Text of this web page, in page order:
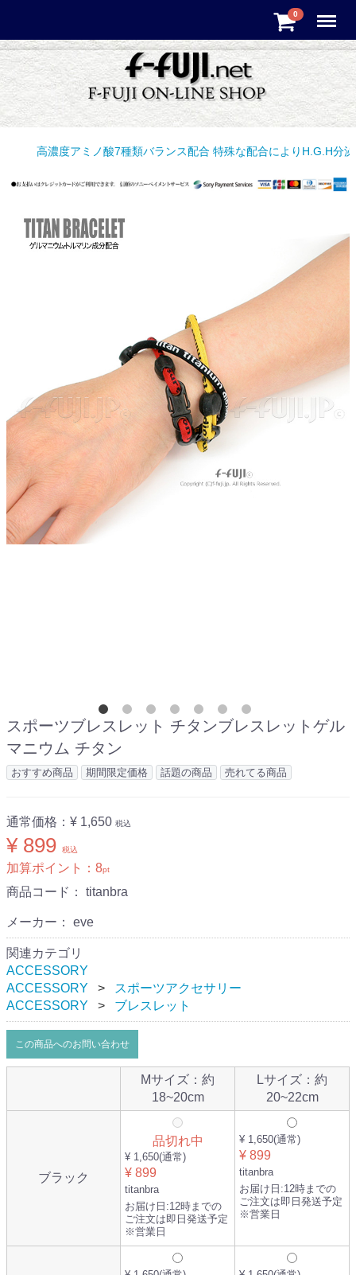
0 Menu
高濃度アミノ酸7種類バランス配合 特殊な配合によりH.G.H分泌
スポーツブレスレット チタンブレスレットゲル
マニウム チタン
おすすめ商品 期間限定価格 話題の商品 売れてる商品
通常価格： ¥ 1,650 税込
¥ 899 税込
加算ポイント： 8pt
商品コード： titanbra
メーカー： eve
関連カテゴリ
ACCESSORY
ACCESSORY
スポーツアクセサリー
ACCESSORY
ブレスレット
この商品へのお問い合わせ
Mサイズ：約
18~20cm
Lサイズ：約
20~22cm
ブラック
品切れ中
¥ 1,650(通常)
¥ 899
titanbra
お届け日:12時までの
ご注文は即日発送予定
※営業日
¥ 1,650(通常)
¥ 899
titanbra
お届け日:12時までの
ご注文は即日発送予定
※営業日